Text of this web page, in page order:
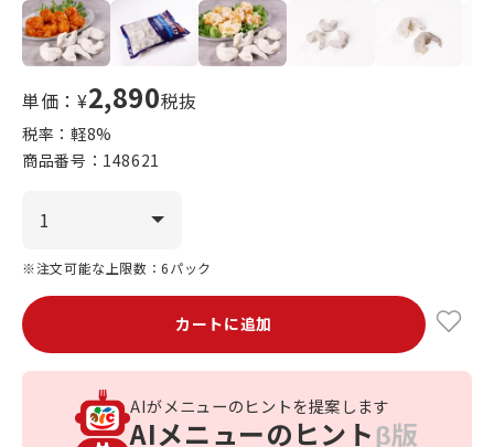
単価：¥2,890税抜
税率：軽8%
商品番号： 148621
※注文可能な上限数：6パック
カートに追加
AIがメニューのヒントを提案します
AIメニューのヒントβ版